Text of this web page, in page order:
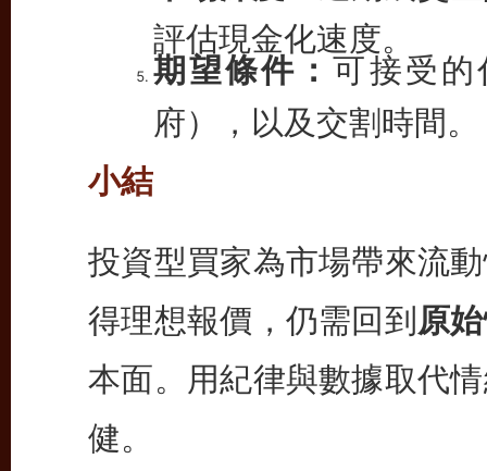
評估現金化速度。
期望條件：可接受的
府），以及交割時間。
小結
投資型買家為市場帶來流
得理想報價，仍需回到原
本面。用紀律與數據取代
健。